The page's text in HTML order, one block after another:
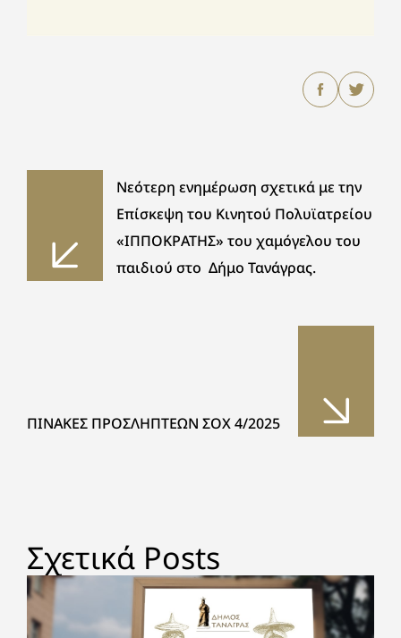
Νεότερη ενημέρωση σχετικά με την
Επίσκεψη του Κινητού Πολυϊατρείου
«ΙΠΠΟΚΡΑΤΗΣ» του χαμόγελου του
παιδιού στο Δήμο Τανάγρας.
ΠΙΝΑΚΕΣ ΠΡΟΣΛΗΠΤΕΩΝ ΣΟΧ 4/2025
Σχετικά Posts